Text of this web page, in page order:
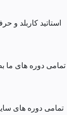
استاتید کاربلد
تمامی دوره های ما
تمامی دوره های